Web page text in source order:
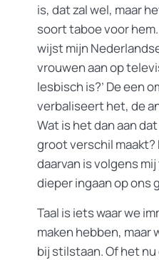
is, dat zal wel, maar
soort taboe voor
wijst mijn
vrouwen aan op
lesbisch is?’ De een
verbaliseert het, de
Wat is het dan aan
groot verschil maakt?
daarvan is volgens
dieper ingaan op ons
Taal is iets waar we
maken hebben, maar
bij stilstaan. Of het